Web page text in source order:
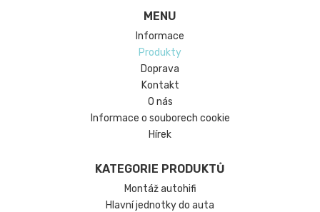
MENU
Informace
Produkty
Doprava
Kontakt
O nás
Informace o souborech cookie
Hírek
KATEGORIE PRODUKTŮ
Montáž autohifi
Hlavní jednotky do auta